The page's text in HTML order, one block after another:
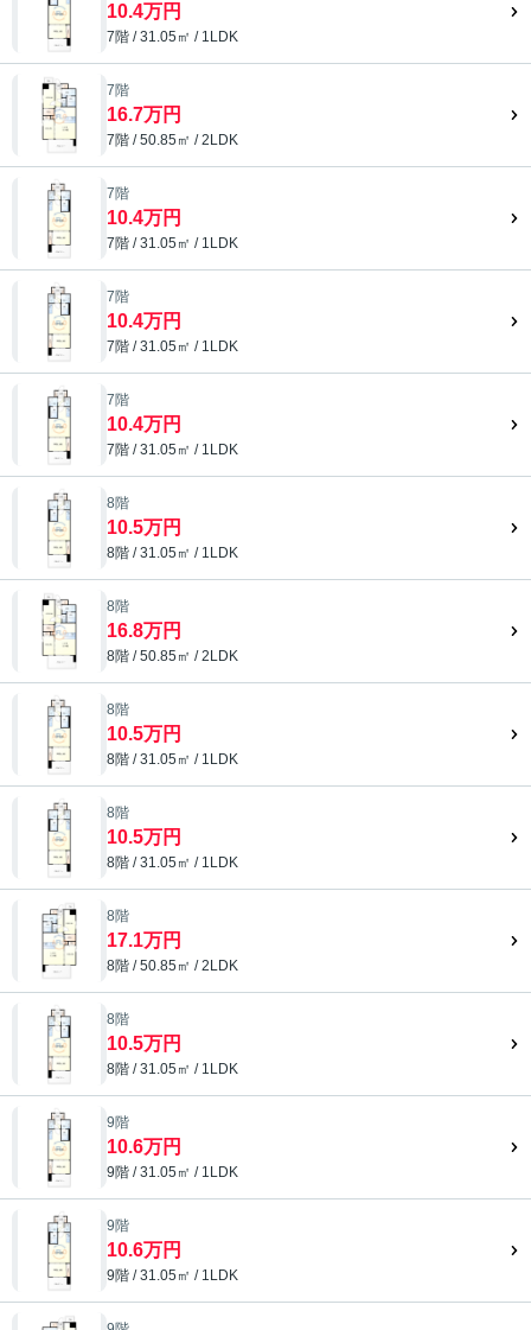
10.4万円
7階 / 31.05㎡ / 1LDK
7階
16.7万円
7階 / 50.85㎡ / 2LDK
7階
10.4万円
7階 / 31.05㎡ / 1LDK
7階
10.4万円
7階 / 31.05㎡ / 1LDK
7階
10.4万円
7階 / 31.05㎡ / 1LDK
8階
10.5万円
8階 / 31.05㎡ / 1LDK
8階
16.8万円
8階 / 50.85㎡ / 2LDK
8階
10.5万円
8階 / 31.05㎡ / 1LDK
8階
10.5万円
8階 / 31.05㎡ / 1LDK
8階
17.1万円
8階 / 50.85㎡ / 2LDK
8階
10.5万円
8階 / 31.05㎡ / 1LDK
9階
10.6万円
9階 / 31.05㎡ / 1LDK
9階
10.6万円
9階 / 31.05㎡ / 1LDK